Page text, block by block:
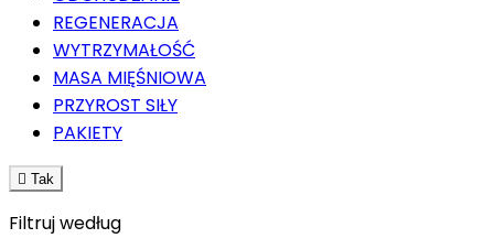
REGENERACJA
WYTRZYMAŁOŚĆ
MASA MIĘŚNIOWA
PRZYROST SIŁY
PAKIETY
 Tak
Filtruj według